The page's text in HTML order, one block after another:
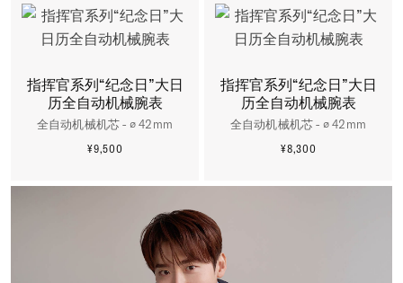
指挥官系列“纪念日”大日
历全自动机械腕表
全自动机械机芯 - ∅ 42mm
¥9,500
指挥官系列“纪念日”大日
历全自动机械腕表
全自动机械机芯 - ∅ 42mm
¥8,300